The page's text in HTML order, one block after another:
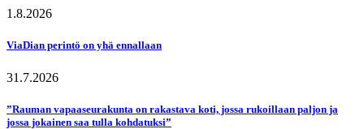
1.8.2026
ViaDian perintö on yhä ennallaan
31.7.2026
”Rauman vapaaseurakunta on rakastava koti, jossa rukoillaan paljon ja
jossa jokainen saa tulla kohdatuksi”